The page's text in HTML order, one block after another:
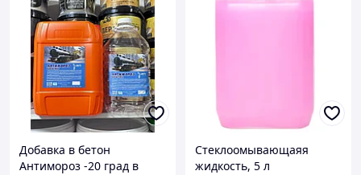
Добавка в бетон
Антимороз -20 град в
Стеклоомывающаяя
жидкость, 5 л